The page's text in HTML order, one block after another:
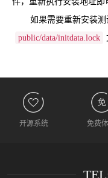
如果需要重新安装
public/data/initdata.lock
开源系统 免费